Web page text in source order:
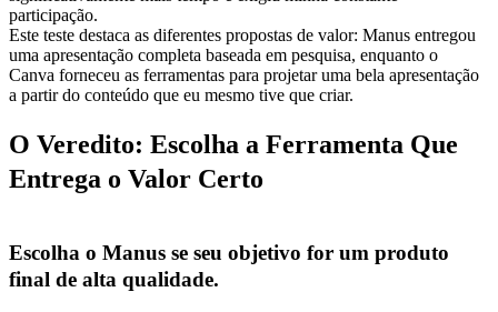
participação.
Este teste destaca as diferentes propostas de valor: Manus entregou
uma apresentação completa baseada em pesquisa, enquanto o
Canva forneceu as ferramentas para projetar uma bela apresentação
a partir do conteúdo que eu mesmo tive que criar.
O Veredito: Escolha a Ferramenta Que
Entrega o Valor Certo
Escolha o Manus se seu objetivo for um produto
final de alta qualidade.